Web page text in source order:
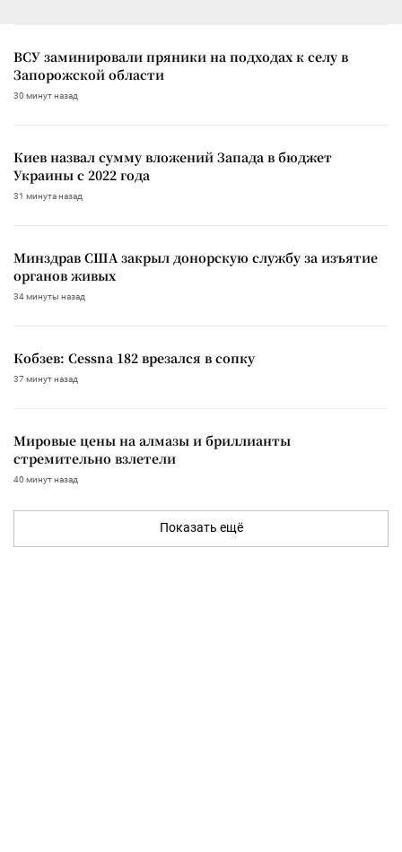
ВСУ заминировали пряники на подходах к селу в
Запорожской области
30 минут назад
Киев назвал сумму вложений Запада в бюджет
Украины с 2022 года
31 минута назад
Минздрав США закрыл донорскую службу за изъятие
органов живых
34 минуты назад
Кобзев: Cessna 182 врезался в сопку
37 минут назад
Мировые цены на алмазы и бриллианты
стремительно взлетели
40 минут назад
Показать ещё